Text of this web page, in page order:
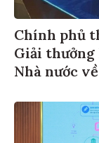
Chính phủ
Giải
Nhà nước